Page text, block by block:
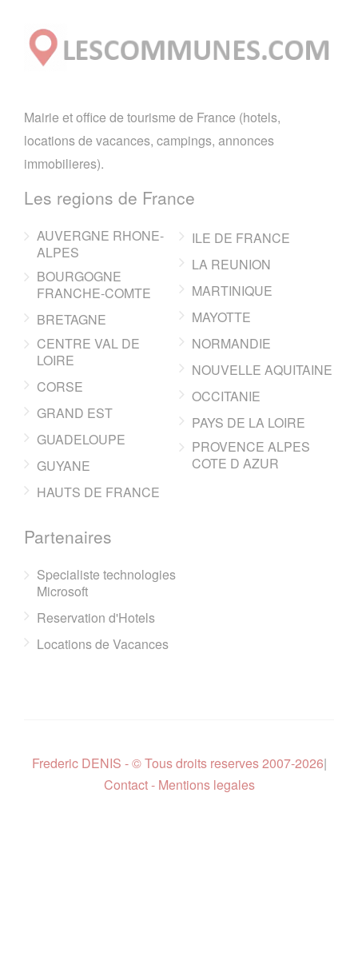
Mairie et office de tourisme de France (hotels,
locations de vacances, campings, annonces
immobilieres).
Les regions de France
AUVERGNE RHONE-
ALPES
BOURGOGNE
FRANCHE-COMTE
BRETAGNE
CENTRE VAL DE
LOIRE
CORSE
GRAND EST
GUADELOUPE
GUYANE
HAUTS DE FRANCE
ILE DE FRANCE
LA REUNION
MARTINIQUE
MAYOTTE
NORMANDIE
NOUVELLE AQUITAINE
OCCITANIE
PAYS DE LA LOIRE
PROVENCE ALPES
COTE D AZUR
Partenaires
Specialiste technologies
Microsoft
Reservation d'Hotels
Locations de Vacances
Frederic DENIS - © Tous droits reserves 2007-2026|
Contact - Mentions legales